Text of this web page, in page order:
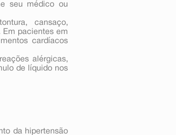
seu médico ou
cansaço,
Em pacientes em
cardíacos
alérgicas,
de líquido nos
da hipertensão